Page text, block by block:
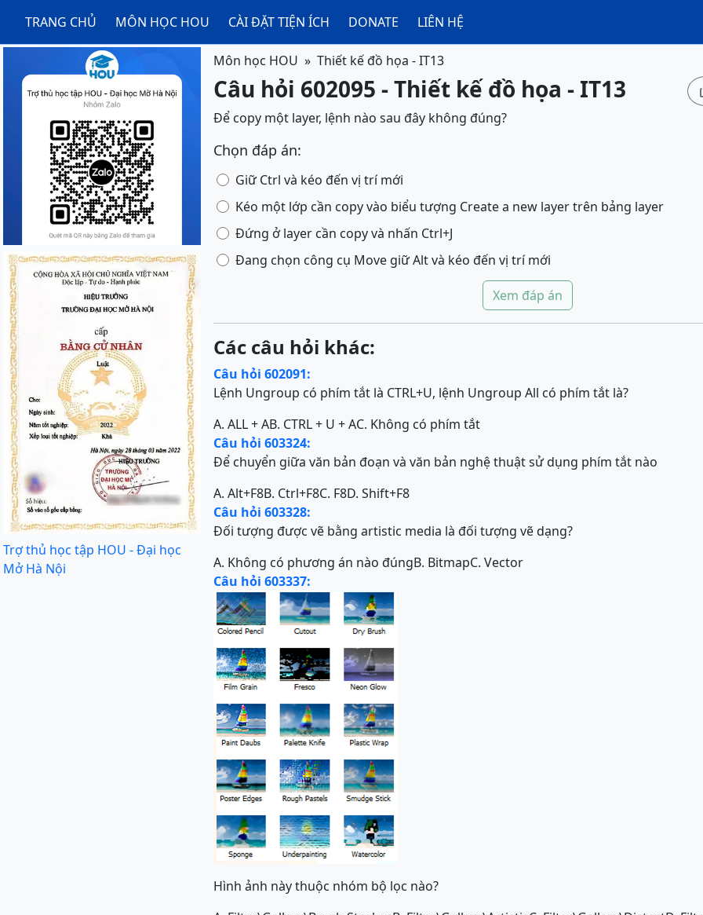
TRANG CHỦ MÔN HỌC HOU CÀI ĐẶT TIỆN ÍCH DONATE LIÊN HỆ
Trợ thủ học tập HOU - Đại học
Mở Hà Nội
Môn học HOU Thiết kế đồ họa - IT13
Câu hỏi 602095 - Thiết kế đồ họa - IT13
Để copy một layer, lệnh nào sau đây không đúng?
Chọn đáp án:
Giữ Ctrl và kéo đến vị trí mới
Kéo một lớp cần copy vào biểu tượng Create a new layer trên bảng layer
Đứng ở layer cần copy và nhấn Ctrl+J
Đang chọn công cụ Move giữ Alt và kéo đến vị trí mới
Xem đáp án
Các câu hỏi khác:
Câu hỏi 602091:
Lệnh Ungroup có phím tắt là CTRL+U, lệnh Ungroup All có phím tắt là?
A. ALL + AB. CTRL + U + AC. Không có phím tắt
Câu hỏi 603324:
Để chuyển giữa văn bản đoạn và văn bản nghệ thuật sử dụng phím tắt nào
A. Alt+F8B. Ctrl+F8C. F8D. Shift+F8
Câu hỏi 603328:
Đối tượng được vẽ bằng artistic media là đối tượng vẽ dạng?
A. Không có phương án nào đúngB. BitmapC. Vector
Câu hỏi 603337:
Hình ảnh này thuộc nhóm bộ lọc nào?